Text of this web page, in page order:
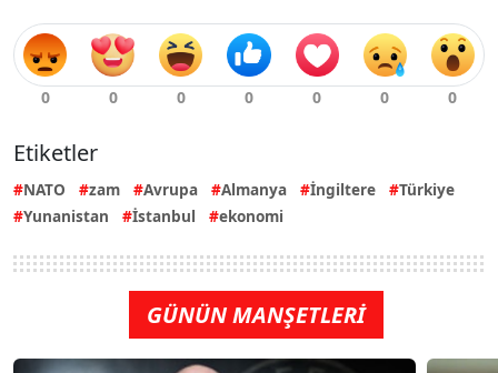
Etiketler
NATO zam Avrupa Almanya İngiltere
Türkiye
Yunanistan
İstanbul ekonomi
GÜNÜN MANŞETLERİ